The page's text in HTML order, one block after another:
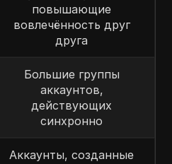
повышающие
вовлечённость друг
друга
Большие группы
аккаунтов,
действующих
синхронно
Аккаунты, созданные